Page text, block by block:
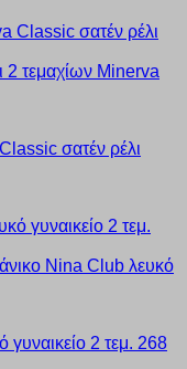
σατέν ρέλι
2 τεμ. 268